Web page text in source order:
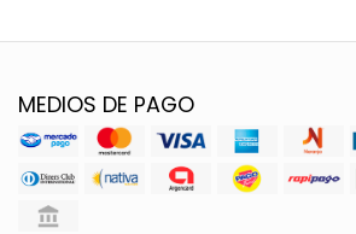
MEDIOS DE PAGO